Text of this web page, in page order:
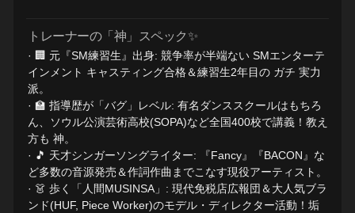
トレーナーの「神」スペック✨
· 🏢 元『SM練習生』出身: 競争率が半端ない SMエンターテ
インメント キャスティング合格＆練習生2年目の ガチ 実力
派。
· 🏫 指導歴が「バグ」レベル: 有名ダンススクールはもちろ
ん、ソウル公演芸術高校(SOPA)など全国400校で講義！教え
方も 神。
· 🎵 天才シンガーソングライター: 『Fancy』『BACON』な
ど多数の音源発売＆作詞作曲までこなす現役アーティスト。
· 👗 歩く「人間MUSINSA」: 現代免税店広報団＆大人気ブラ
ンド(HUF, Piece Worker)のモデル・ディレクター活動！垢